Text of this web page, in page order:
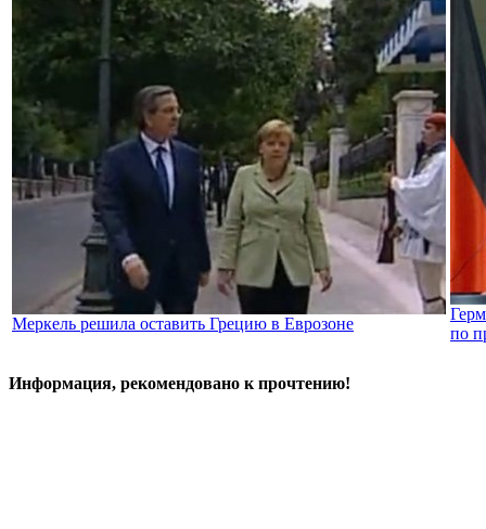
Меркель решила оставить Грецию в Еврозоне
по
Информация, рекомендовано к прочтению!